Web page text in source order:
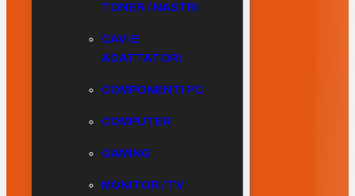
TONER / NASTRI
CAVI E
ADATTATORI
COMPONENTI PC
COMPUTER
GAMING
MONITOR / TV